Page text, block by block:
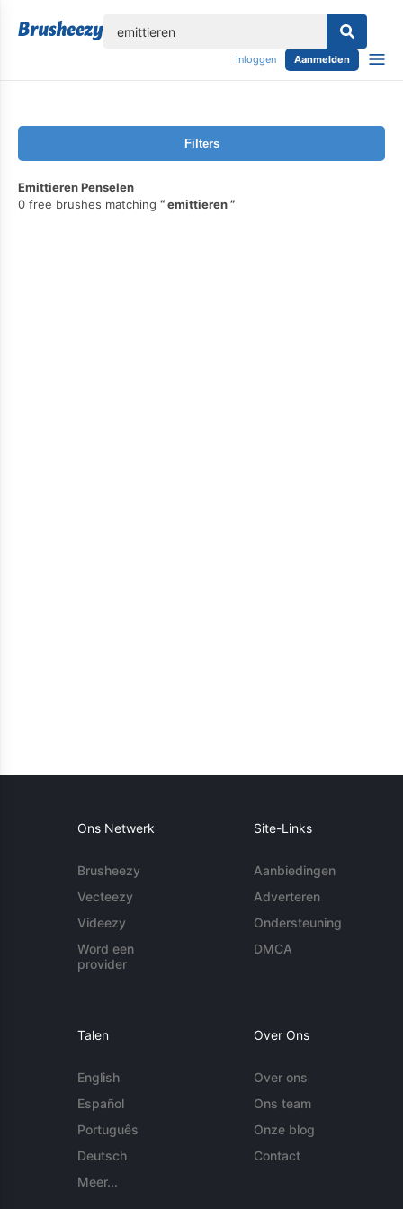
Inloggen Aanmelden
Filters
Emittieren Penselen
0 free brushes matching
emittieren
Ons Netwerk
Brusheezy
Vecteezy
Videezy
Word een
provider
Site-Links
Aanbiedingen
Adverteren
Ondersteuning
DMCA
Talen
English
Español
Português
Deutsch
Meer...
Over Ons
Over ons
Ons team
Onze blog
Contact